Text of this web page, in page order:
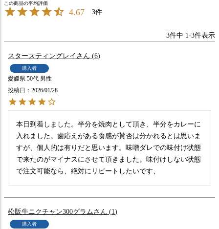
4.67 3
3件中 1-3件表示
スタースティングレイ 6
購入者
愛媛県 50代 男性
投稿日
2026/01/28
本日到着しました。半分を焼肉として頂き、半分をカレーに
入れました。歯応えがある食感が賛否は分かれるとは思いま
すが、個人的は有りだと思います。味噌ダレでの味付け状態
で来たのがマイナスにさせて頂きました。味付けしない状態
松阪牛ニクチャン300グラム 1
購入者